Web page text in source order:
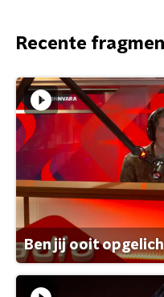
Recente
Ben jij ooit